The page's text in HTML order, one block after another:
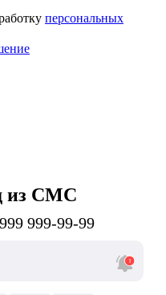
персональных
из СМС
999-99-99